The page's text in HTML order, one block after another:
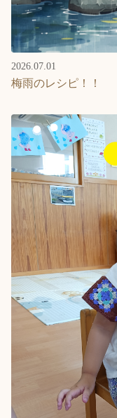
2026.07.01
梅雨のレシピ！！